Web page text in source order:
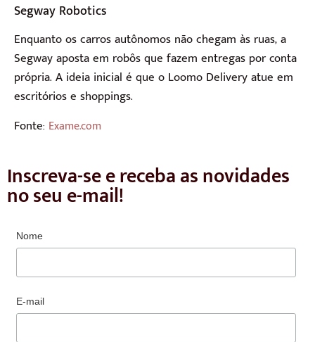
Segway Robotics
Enquanto os carros autônomos não chegam às ruas, a
Segway aposta em robôs que fazem entregas por conta
própria. A ideia inicial é que o Loomo Delivery atue em
escritórios e shoppings.
Fonte: Exame.com
Inscreva-se e receba as novidades
no seu e-mail!
Nome
E-mail